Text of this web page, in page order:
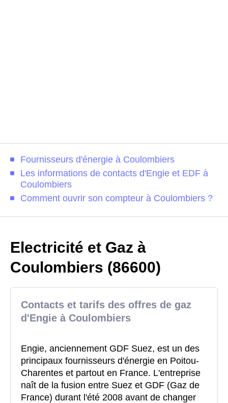
Fournisseurs d'énergie à Coulombiers
Les informations de contacts d'Engie et EDF à
Coulombiers
Comment ouvrir son compteur à Coulombiers ?
Electricité et Gaz à
Coulombiers (86600)
Contacts et tarifs des offres de gaz
d'Engie à Coulombiers
Engie, anciennement GDF Suez, est un des
principaux fournisseurs d'énergie en Poitou-
Charentes et partout en France. L'entreprise
naît de la fusion entre Suez et GDF (Gaz de
France) durant l'été 2008 avant de changer